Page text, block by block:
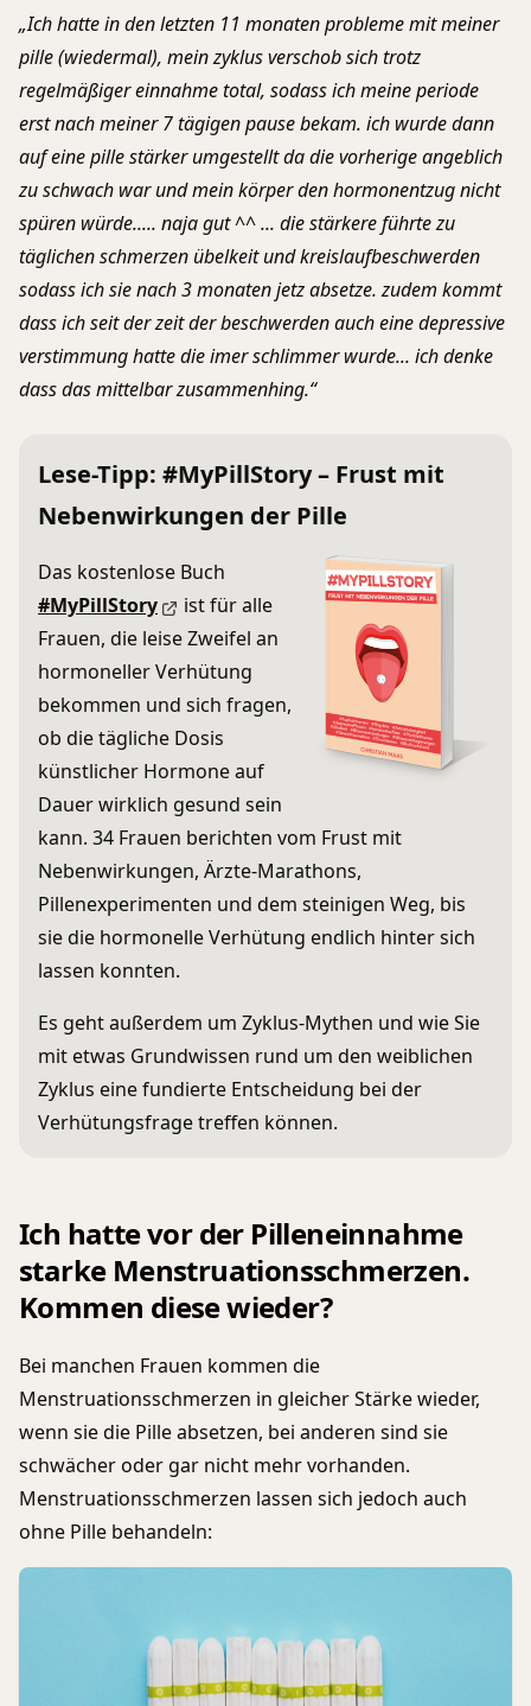
„Ich hatte in den letzten 11 monaten probleme mit meiner
pille (wiedermal), mein zyklus verschob sich trotz
regelmäßiger einnahme total, sodass ich meine periode
erst nach meiner 7 tägigen pause bekam. ich wurde dann
auf eine pille stärker umgestellt da die vorherige angeblich
zu schwach war und mein körper den hormonentzug nicht
spüren würde..... naja gut ^^ ... die stärkere führte zu
täglichen schmerzen übelkeit und kreislaufbeschwerden
sodass ich sie nach 3 monaten jetz absetze. zudem kommt
dass ich seit der zeit der beschwerden auch eine depressive
verstimmung hatte die imer schlimmer wurde... ich denke
dass das mittelbar zusammenhing.“
Lese-Tipp: #MyPillStory – Frust mit
Nebenwirkungen der Pille
Das kostenlose Buch
#MyPillStory
ist für alle
Frauen, die leise Zweifel an
hormoneller Verhütung
bekommen und sich fragen,
ob die tägliche Dosis
künstlicher Hormone auf
Dauer wirklich gesund sein
kann. 34 Frauen berichten vom Frust mit
Nebenwirkungen, Ärzte-Marathons,
Pillenexperimenten und dem steinigen Weg, bis
sie die hormonelle Verhütung endlich hinter sich
lassen konnten.
Es geht außerdem um Zyklus-Mythen und wie Sie
mit etwas Grundwissen rund um den weiblichen
Zyklus eine fundierte Entscheidung bei der
Verhütungsfrage treffen können.
Ich hatte vor der Pilleneinnahme
starke Menstruationsschmerzen.
Kommen diese wieder?
Bei manchen Frauen kommen die
Menstruationsschmerzen in gleicher Stärke wieder,
wenn sie die Pille absetzen, bei anderen sind sie
schwächer oder gar nicht mehr vorhanden.
Menstruationsschmerzen lassen sich jedoch auch
ohne Pille behandeln: